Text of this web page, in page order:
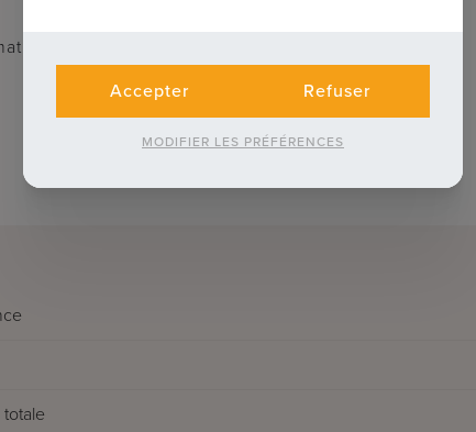
: tél. : 050 62 44 14 ou via
Accepter Refuser
MODIFIER LES PRÉFÉRENCES